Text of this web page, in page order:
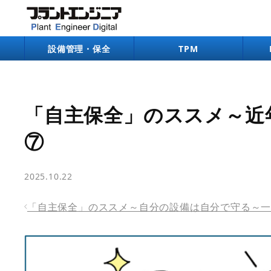
設備管理・保全 TPM
bool(true)
「自主保全」のススメ～
⑦
2025.10.22
「自主保全」のススメ～自分の設備は自分で守る～